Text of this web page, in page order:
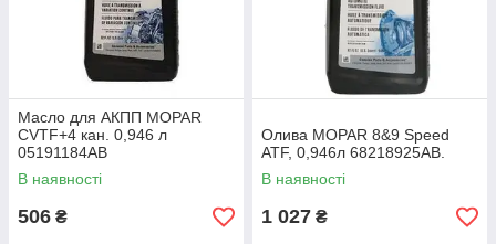
Масло для АКПП MOPAR
CVTF+4 кан. 0,946 л
05191184AB
В наявності
506 ₴
Олива MOPAR 8&9 Speed
ATF, 0,946л 68218925AB.
В наявності
1 027 ₴